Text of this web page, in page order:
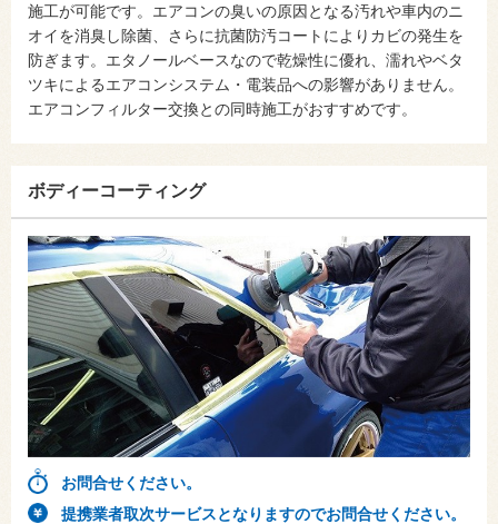
施工が可能です。エアコンの臭いの原因となる汚れや車内のニ
オイを消臭し除菌、さらに抗菌防汚コートによりカビの発生を
防ぎます。エタノールベースなので乾燥性に優れ、濡れやベタ
ツキによるエアコンシステム・電装品への影響がありません。
エアコンフィルター交換との同時施工がおすすめです。
ボディーコーティング
お問合せください。
提携業者取次サービスとなりますのでお問合せください。